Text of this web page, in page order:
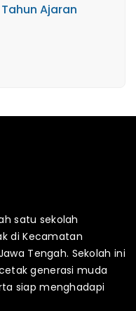
Ajaran
satu sekolah
di Kecamatan
Tengah. Sekolah ini
generasi muda
siap menghadapi